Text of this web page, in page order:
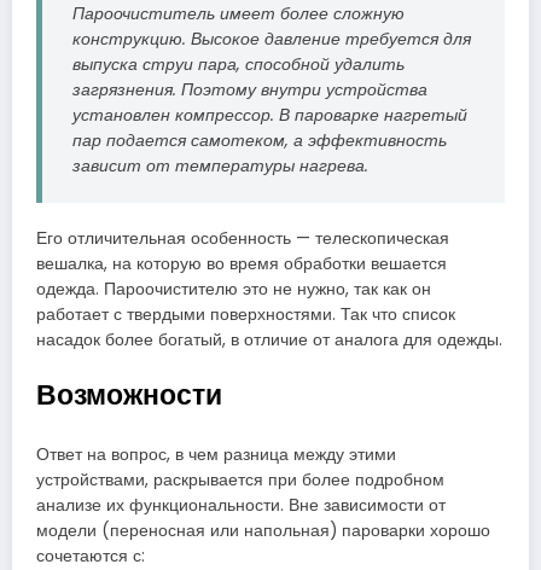
Пароочиститель имеет более сложную
конструкцию. Высокое давление требуется для
выпуска струи пара, способной удалить
загрязнения. Поэтому внутри устройства
установлен компрессор. В пароварке нагретый
пар подается самотеком, а эффективность
зависит от температуры нагрева.
Его отличительная особенность — телескопическая
вешалка, на которую во время обработки вешается
одежда. Пароочистителю это не нужно, так как он
работает с твердыми поверхностями. Так что список
насадок более богатый, в отличие от аналога для одежды.
Возможности
Ответ на вопрос, в чем разница между этими
устройствами, раскрывается при более подробном
анализе их функциональности. Вне зависимости от
модели (переносная или напольная) пароварки хорошо
сочетаются с: